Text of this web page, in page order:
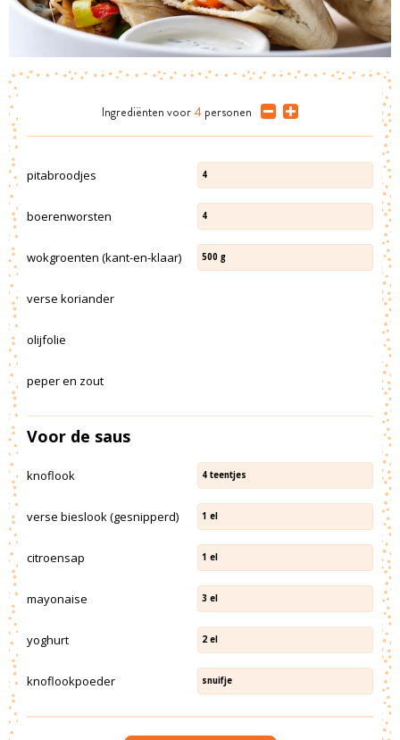
Ingrediënten voor 4 personen
pitabroodjes 4
boerenworsten 4
wokgroenten (kant-en-klaar) 500 g
verse koriander
olijfolie
peper en zout
Voor de saus
knoflook 4 teentjes
verse bieslook (gesnipperd) 1 el
citroensap 1 el
mayonaise 3 el
yoghurt 2 el
knoflookpoeder snuifje